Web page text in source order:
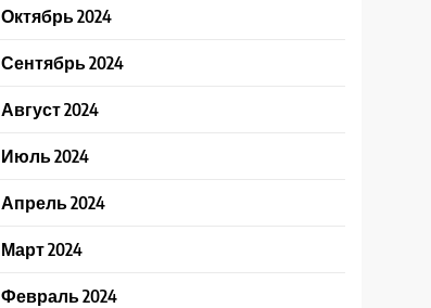
Октябрь 2024
Сентябрь 2024
Август 2024
Июль 2024
Апрель 2024
Март 2024
Февраль 2024